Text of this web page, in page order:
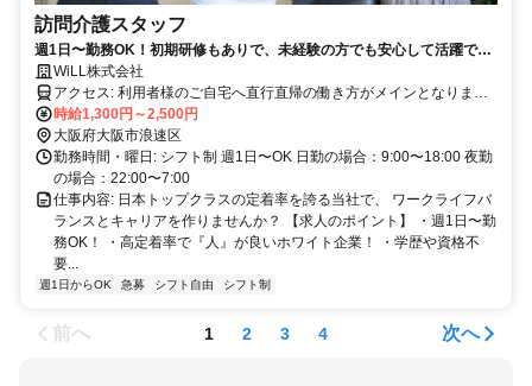
訪問介護スタッフ
週1日〜勤務OK！初期研修もありで、未経験の方でも安心して活躍でき
る環境です！
WiLL株式会社
アクセス: 利用者様のご自宅へ直行直帰の働き方がメインとなりま
す。
時給1,300円～2,500円
大阪府大阪市浪速区
勤務時間・曜日: シフト制 週1日〜OK 日勤の場合：9:00〜18:00 夜勤
の場合：22:00〜7:00
仕事内容: 日本トップクラスの定着率を誇る当社で、 ワークライフバ
ランスとキャリアを作りませんか？ 【求人のポイント】 ・週1日〜勤
務OK！ ・高定着率で『人』が良いホワイト企業！ ・学歴や資格不
要...
週1日からOK 急募 シフト自由 シフト制
前へ 1 2 3 4 次へ